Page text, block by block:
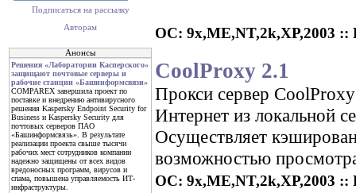
Подписаться на рассылку
Авторам
Анонсы
Решения «Лаборатории Касперского»
защищают почтовые серверы и
рабочие станции «Башинформсвязи»
COMPAREX завершила проект по
поставке и внедрению антивирусного
решения Kaspersky Endpoint Security for
Business и Kaspersky Security для
почтовых серверов ПАО
«Башинформсвязь». В результате
реализации проекта свыше тысячи
рабочих мест сотрудников компании
надежно защищены от всех видов
вредоносных программ, вирусов и
спама, повышена управляемость ИТ-
инфраструктуры.
ОС: 9x,ME,NT,2k,XP,2003 ::
CoolProxy 2.1
Прокси сервер
Интернет из локальной
Осуществляет
возможностью
ОС: 9x,ME,NT,2k,XP,2003 ::